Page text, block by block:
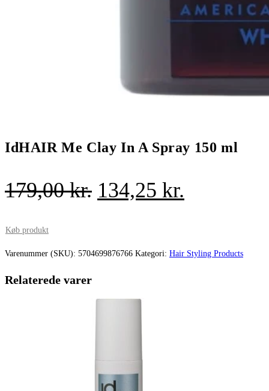
IdHAIR Me Clay In A Spray 150 ml
179,00kr. Den
var:
134,25 kr.
er:
Køb produkt
Varenummer (SKU): 5704699876766 Kategori: Hair Styling Products
Relaterede varer